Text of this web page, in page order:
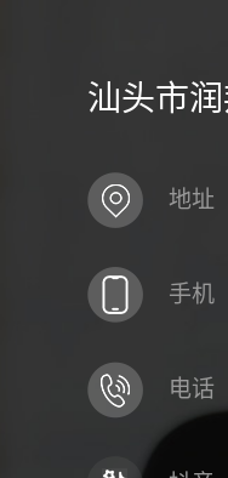
汕头市
地址
手机
电话